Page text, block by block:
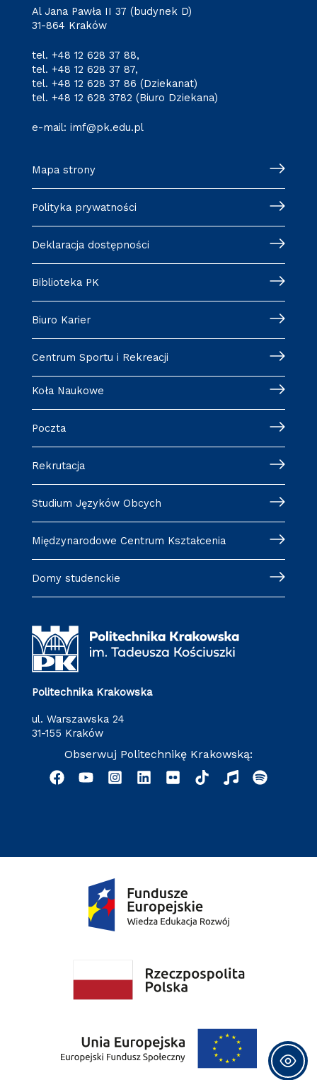
Al Jana Pawła II 37 (budynek D)
31-864 Kraków
tel. +48 12 628 37 88,
tel. +48 12 628 37 87,
tel. +48 12 628 37 86 (Dziekanat)
tel. +48 12 628 3782 (Biuro Dziekana)
e-mail: imf@pk.edu.pl
Mapa strony
Polityka prywatności
Deklaracja dostępności
Biblioteka PK
Biuro Karier
Centrum Sportu i Rekreacji
Koła Naukowe
Poczta
Rekrutacja
Studium Języków Obcych
Międzynarodowe Centrum Kształcenia
Domy studenckie
Politechnika Krakowska
ul. Warszawska 24
31-155 Kraków
Obserwuj Politechnikę Krakowską: